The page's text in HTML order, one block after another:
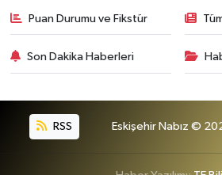
Puan Durumu ve Fikstür
Son Dakika Haberleri
RSS Eskişehir Nabız ©